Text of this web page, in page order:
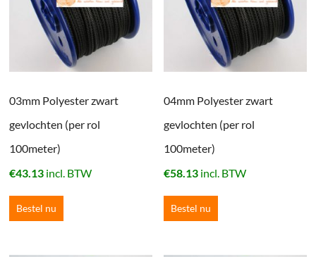
03mm Polyester zwart
gevlochten (per rol
100meter)
€43.13 incl. BTW
Bestel nu
04mm Polyester zwart
gevlochten (per rol
100meter)
€58.13 incl. BTW
Bestel nu